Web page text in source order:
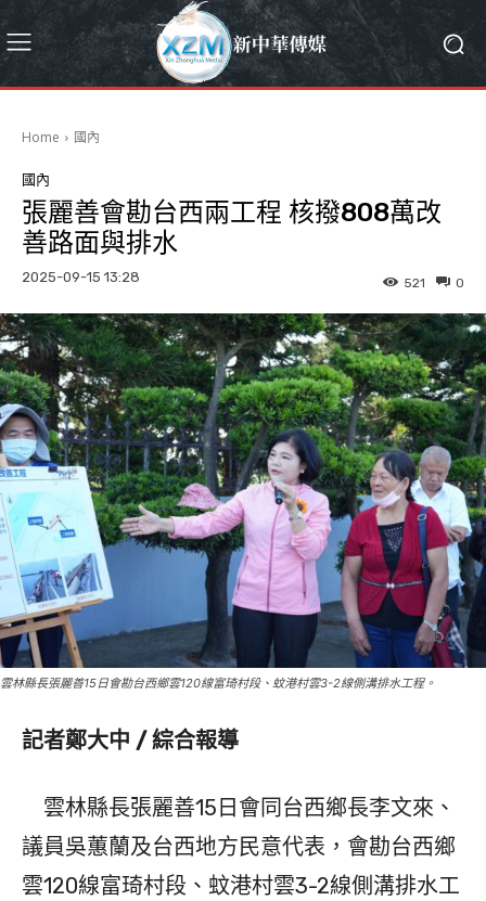
Home 國內
國內
張麗善會勘台西兩工程 核撥808萬改
善路面與排水
2025-09-15 13:28 0
521
雲林縣長張麗善15日會勘台西鄉雲120線富琦村段、蚊港村雲3-2線側溝排水工程。
記者鄭大中 / 綜合報導
雲林縣長張麗善15日會同台西鄉長李文來、
議員吳蕙蘭及台西地方民意代表，會勘台西鄉
雲120線富琦村段、蚊港村雲3-2線側溝排水工